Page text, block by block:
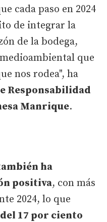
cada paso en 2024
de integrar la
de la bodega,
que
nos rodea", ha
Responsabilidad
Manrique.
ha
positiva, con más
2024, lo que
17 por ciento